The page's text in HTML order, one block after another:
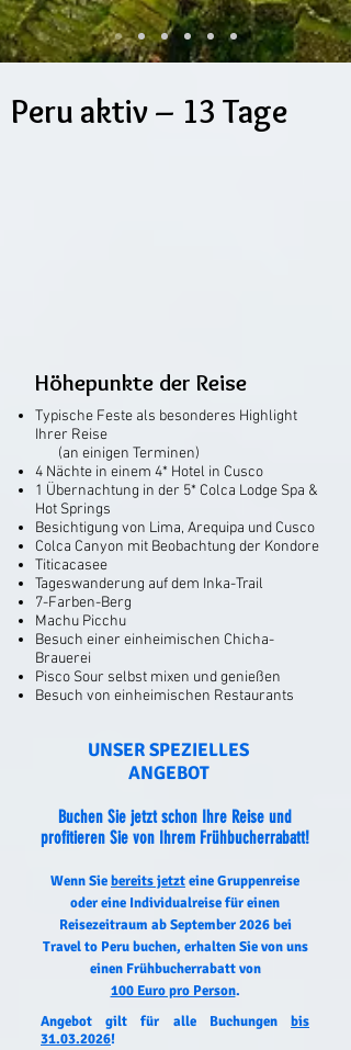
Peru aktiv – 13 Tage
Höhepunkte der Reise
Typische Feste als besonderes Highlight
Ihrer Reise
(an einigen Terminen)
4 Nächte in einem 4* Hotel in Cusco
1 Übernachtung in der 5* Colca Lodge Spa &
Hot Springs
Besichtigung von Lima, Arequipa und Cusco
Colca Canyon mit Beobachtung der Kondore
Titicacasee
Tageswanderung auf dem Inka-Trail
7-Farben-Berg
Machu Picchu
Besuch einer einheimischen Chicha-
Brauerei
Pisco Sour selbst mixen und genießen
Besuch von einheimischen Restaurants​
UNSER SPEZIELLES
ANGEBOT
Buchen Sie jetzt schon Ihre Reise und
profitieren Sie von Ihrem Frühbucherrabatt!
Wenn Siebereits jetzteine Gruppenreise
oder eine Individualreise für einen
Reisezeitraum ab September 2026 bei
Travel to Peru buchen, erhalten Sie von uns
einen Frühbucherrabatt von
100 Euro pro Person.
Angebot gilt für alle Buchungen bis
31.03.2026!